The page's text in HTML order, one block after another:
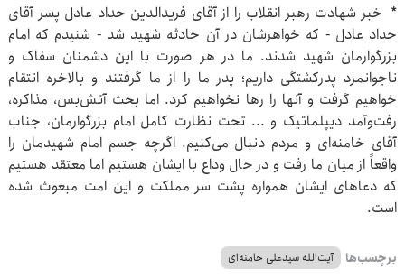
* خبر شهادت رهبر انقلاب را از آقای فریدالدین حداد عادل پسر آقای
حداد عادل - که خواهرشان در آن حادثه شهید شد - شنیدم که امام
بزرگوارمان شهید شدند. ما در هر صورت با این دشمنان سفاک و
ناجوانمرد پدرکشتگی داریم؛ پدر ما را از ما گرفتند و بالاخره انتقام
خواهیم گرفت و آنها را رها نخواهیم کرد. اما بحث آتش‌بس، مذاکره،
رفت‌وآمد دیپلماتیک و ... تحت نظارت کامل امام بزرگوارمان، جناب
آقای خامنه‌ای و مردم دنبال می‌کنیم. اگرچه جسم امام شهیدمان را
واقعاً از میان ما رفت و در حال وداع با ایشان هستیم اما معتقد هستیم
که دعاهای ایشان همواره پشت سر مملکت و این امت مبعوث‌ شده
است.
برچسب‌ها آیت‌الله سیدعلی خامنه‌ای